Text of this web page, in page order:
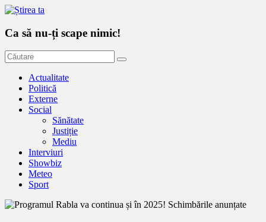
Ca să nu-ți scape nimic!
Actualitate
Politică
Externe
Social
Sănătate
Justiție
Mediu
Interviuri
Showbiz
Meteo
Sport